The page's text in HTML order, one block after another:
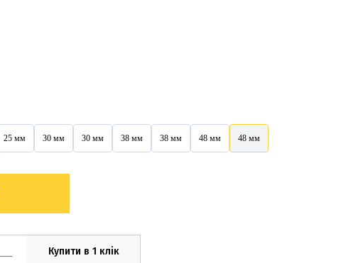
25 мм 30 мм 30 мм 38 мм 38 мм 48 мм 48 мм
Купити в 1 клік